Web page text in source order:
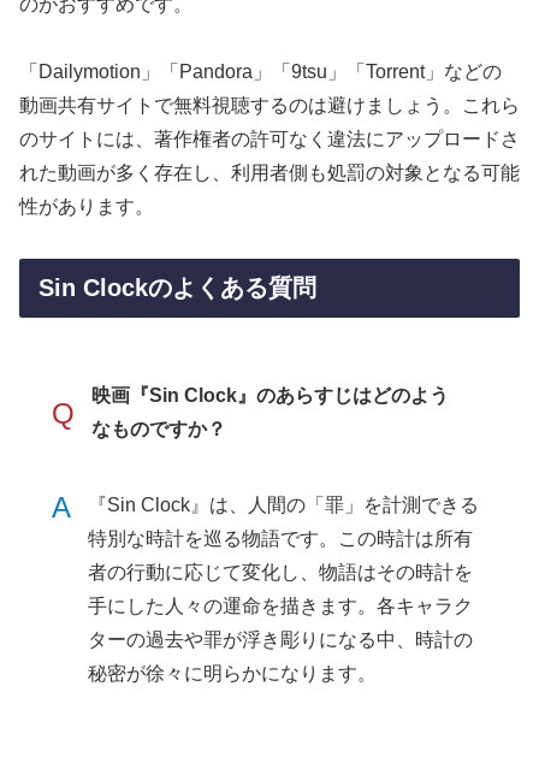
「Dailymotion」「Pandora」「9tsu」「Torrent」などの
動画共有サイトで無料視聴するのは避けましょう。これら
のサイトには、著作権者の許可なく違法にアップロードさ
れた動画が多く存在し、利用者側も処罰の対象となる可能
性があります。
Sin Clockのよくある質問
Q
映画『Sin Clock』のあらすじはどのよう
なものですか？
A
『Sin Clock』は、人間の「罪」を計測できる
特別な時計を巡る物語です。この時計は所有
者の行動に応じて変化し、物語はその時計を
手にした人々の運命を描きます。各キャラク
ターの過去や罪が浮き彫りになる中、時計の
秘密が徐々に明らかになります。